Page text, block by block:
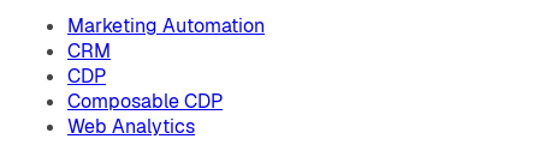
Marketing Automation
CRM
CDP
Composable CDP
Web Analytics